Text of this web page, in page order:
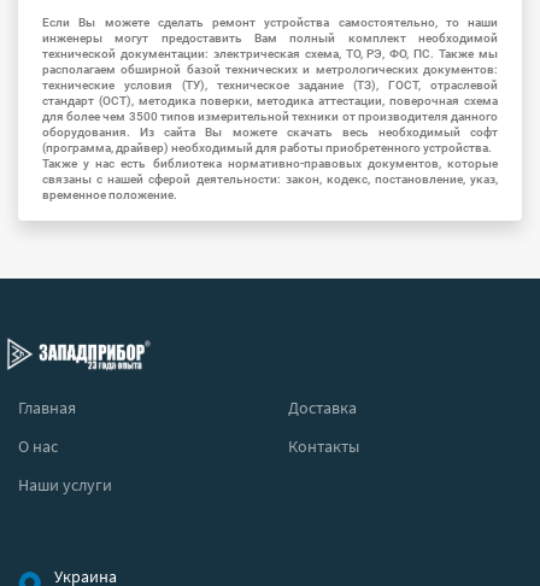
Если Вы можете сделать ремонт устройства самостоятельно, то наши
инженеры могут предоставить Вам полный комплект необходимой
технической документации: электрическая схема, ТО, РЭ, ФО, ПС. Также мы
располагаем обширной базой технических и метрологических документов:
технические условия (ТУ), техническое задание (ТЗ), ГОСТ, отраслевой
стандарт (ОСТ), методика поверки, методика аттестации, поверочная схема
для более чем 3500 типов измерительной техники от производителя данного
оборудования. Из сайта Вы можете скачать весь необходимый софт
(программа, драйвер) необходимый для работы приобретенного устройства.
Также у нас есть библиотека нормативно-правовых документов, которые
связаны с нашей сферой деятельности: закон, кодекс, постановление, указ,
временное положение.
Главная
Доставка
О нас
Контакты
Наши услуги
Украина